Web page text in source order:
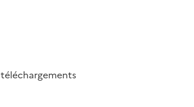
téléchargements